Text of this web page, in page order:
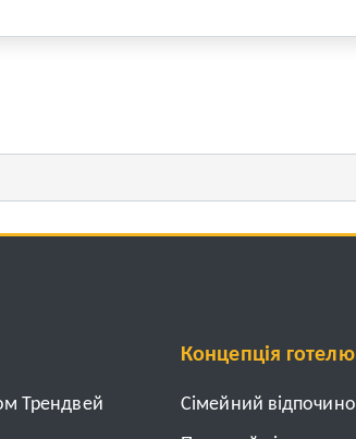
Трендвей
Концепція готелю
Cімейний